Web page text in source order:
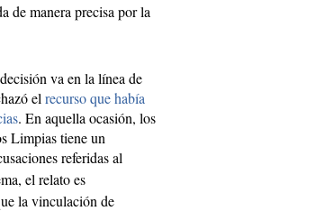
de manera precisa por la
va en la línea de
el recurso que había
. En aquella ocasión, los
Limpias tiene un
referidas al
el relato es
la vinculación de